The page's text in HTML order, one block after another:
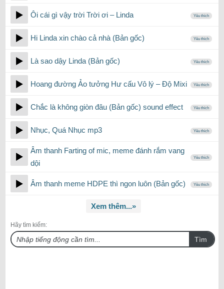
Ôi cái gì vậy trời Trời ơi – Linda Yêu thích
Hi Linda xin chào cả nhà (Bản gốc) Yêu thích
Là sao dậy Linda (Bản gốc) Yêu thích
Hoang đường Ảo tưởng Hư cấu Vô lý – Độ Mixi Yêu thích
Chắc là không giòn đâu (Bản gốc) sound effect Yêu thích
Nhục, Quá Nhục mp3 Yêu thích
Âm thanh Farting of mic, meme đánh rắm vang
dội
Yêu thích
Âm thanh meme HDPE thì ngon luôn (Bản gốc) Yêu thích
Xem thêm...»
Hãy tìm kiếm:
Tìm